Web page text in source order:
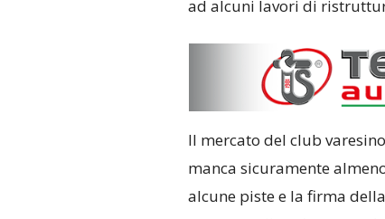
ad alcuni lavori di
Il mercato del club
manca sicuramente
alcune piste e la firma